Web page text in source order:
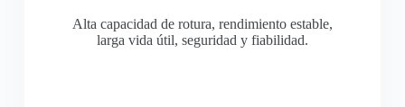
Alta capacidad de rotura, rendimiento estable,
larga vida útil, seguridad y fiabilidad.